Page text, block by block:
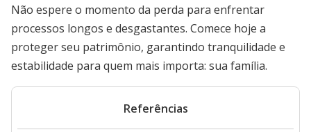
Não espere o momento da perda para enfrentar
processos longos e desgastantes. Comece hoje a
proteger seu patrimônio, garantindo tranquilidade e
estabilidade para quem mais importa: sua família.
Referências